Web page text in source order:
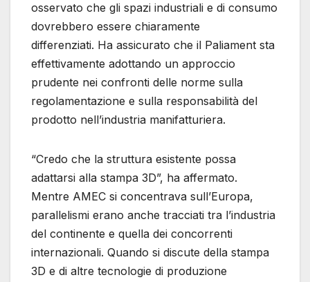
osservato che gli spazi industriali e di consumo
dovrebbero essere chiaramente
differenziati. Ha assicurato che il Paliament sta
effettivamente adottando un approccio
prudente nei confronti delle norme sulla
regolamentazione e sulla responsabilità del
prodotto nell’industria manifatturiera.
“Credo che la struttura esistente possa
adattarsi alla stampa 3D”, ha affermato.
Mentre AMEC si concentrava sull’Europa,
parallelismi erano anche tracciati tra l’industria
del continente e quella dei concorrenti
internazionali. Quando si discute della stampa
3D e di altre tecnologie di produzione